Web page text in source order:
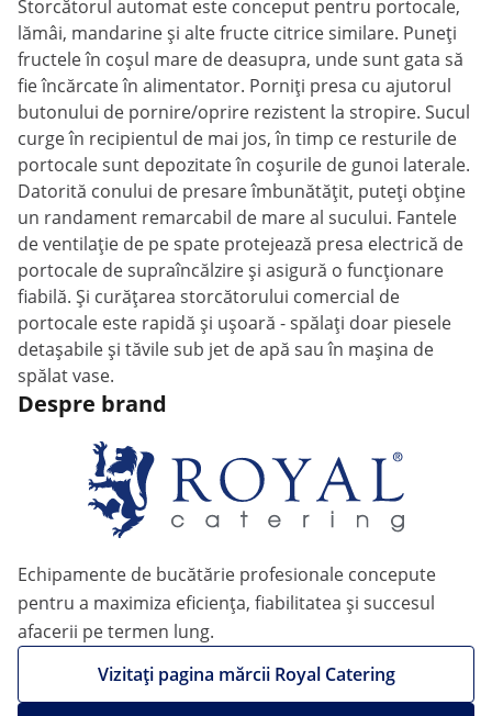
Storcătorul automat este conceput pentru portocale,
lămâi, mandarine și alte fructe citrice similare. Puneți
fructele în coșul mare de deasupra, unde sunt gata să
fie încărcate în alimentator. Porniți presa cu ajutorul
butonului de pornire/oprire rezistent la stropire. Sucul
curge în recipientul de mai jos, în timp ce resturile de
portocale sunt depozitate în coșurile de gunoi laterale.
Datorită conului de presare îmbunătățit, puteți obține
un randament remarcabil de mare al sucului. Fantele
de ventilație de pe spate protejează presa electrică de
portocale de supraîncălzire și asigură o funcționare
fiabilă. Și curățarea storcătorului comercial de
portocale este rapidă și ușoară - spălați doar piesele
detașabile și tăvile sub jet de apă sau în mașina de
spălat vase.
Despre brand
Echipamente de bucătărie profesionale concepute
pentru a maximiza eficiența, fiabilitatea și succesul
afacerii pe termen lung.
Vizitați pagina mărcii Royal Catering